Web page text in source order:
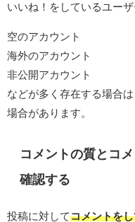
いいね！をしているユーザ
空のアカウント
海外のアカウント
非公開アカウント
などが多く存在する場合
場合があります。
コメントの質とコ
確認する
投稿に対してコメントを